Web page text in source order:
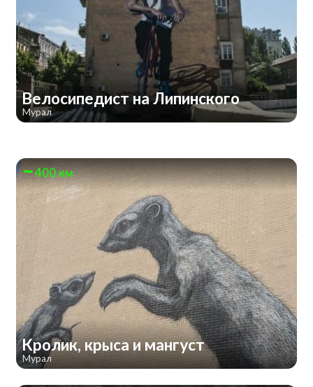
Велосипедист на Липинского
Мурал
400 км
Кролик, крыса и мангуст
Мурал